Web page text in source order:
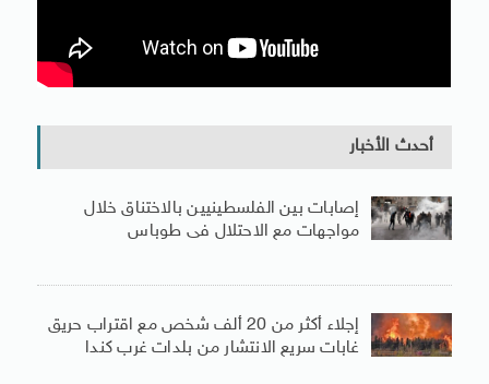
أحدث الأخبار
إصابات بين الفلسطينيين بالاختناق خلال
مواجهات مع الاحتلال فى طوباس
إجلاء أكثر من 20 ألف شخص مع اقتراب حريق
غابات سريع الانتشار من بلدات غرب كندا